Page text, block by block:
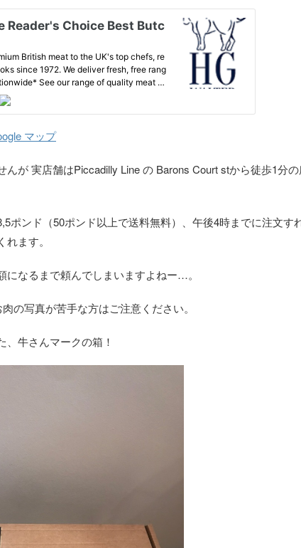
マップ
んが 実店舗はPiccadilly Line の Barons Court stから徒歩1分の
ポンド（50ポンド以上で送料無料）、午後4時までに注文す
ます。
になるまで頼んでしまいますよねー…。
の写真が苦手な方はご注意ください。
、牛さんマークの箱！